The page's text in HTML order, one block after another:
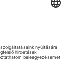
London, Greater